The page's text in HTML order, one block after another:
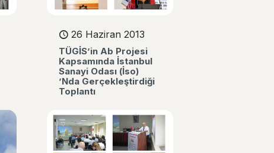
26 Haziran 2013
TÜGİS’in Ab Projesi
Kapsamında İstanbul
Sanayi Odası (İso)
’Nda Gerçekleştirdiği
Toplantı